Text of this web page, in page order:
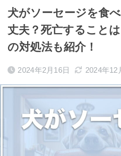
犬がソーセージを食
丈夫？死亡すること
の対処法も紹介！
2024年2月16日 2024年12